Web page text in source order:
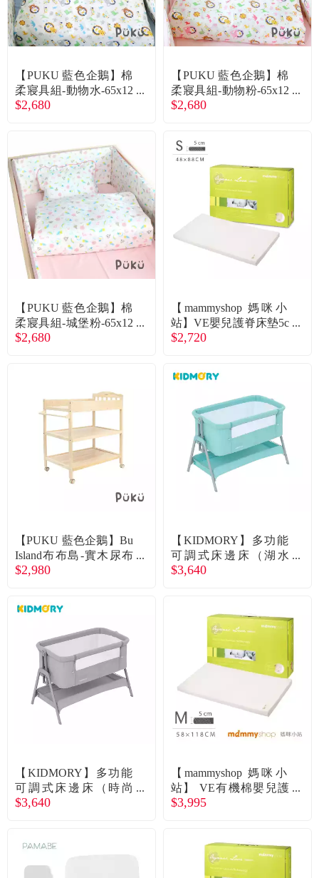
【PUKU 藍色企鵝】棉
柔寢具組-動物水-65x12
0cm
$2,680
【PUKU 藍色企鵝】棉
柔寢具組-動物粉-65x12
0cm
$2,680
【PUKU 藍色企鵝】棉
柔寢具組-城堡粉-65x12
0cm
$2,680
【mammyshop 媽咪小
站】VE嬰兒護脊床墊5c
m （S）廠商直送
$2,720
【PUKU 藍色企鵝】Bu
Island布布島-實木尿布
台(含防水墊)-木色
$2,980
【KIDMORY】多功能
可調式床邊床（湖水
綠）廠商直送
$3,640
【KIDMORY】多功能
可調式床邊床（時尚
灰）廠商直送
$3,640
【mammyshop 媽咪小
站】 VE有機棉嬰兒護
脊床墊5cm (M) 58 × 118
$3,995